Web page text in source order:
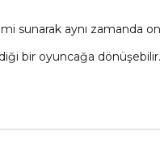
sunarak aynı zamanda
bir oyuncağa